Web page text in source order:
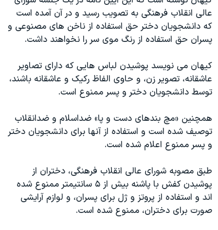
نرگس محمدی برنده جایزه نوبل صلح
همایش محافظه‌کاران آمریکا «سی‌پک»
سفر پرزیدنت ترامپ به چین
عالی انقلاب فرهنگی به تصويب رسيد و در آن آمده است
که دانشجويان دختر حق استفاده از ناخن های مصنوعی و
پسران حق استفاده از رنگ موی سر را نخواهند داشت.
کيهان می نويسد پوشيدن لباس هايی که دارای تصاوير
عاشقانه، تصوير زن، و حاوی الفاظ رکيک و عاشقانه باشند،
توسط دانشجويان دختر و پسر ممنوع است.
همچنين «مچ بندهای دست و پا» ضداسلام و ضدانقلاب
توصيف شده است و استفاده از آنها برای دانشجويان دختر
و پسر ممنوع اعلام شده است.
طبق مصوبه شورای عالی انقلاب فرهنگی، دختران از
پوشيدن كفش با پاشنه بيش از ۵ سانتيمتر ممنوع شده
اند و استفاده از پروتز و ژل برای پسران، و لوازم آرايشی
صورت برای دختران، ممنوع شده است.